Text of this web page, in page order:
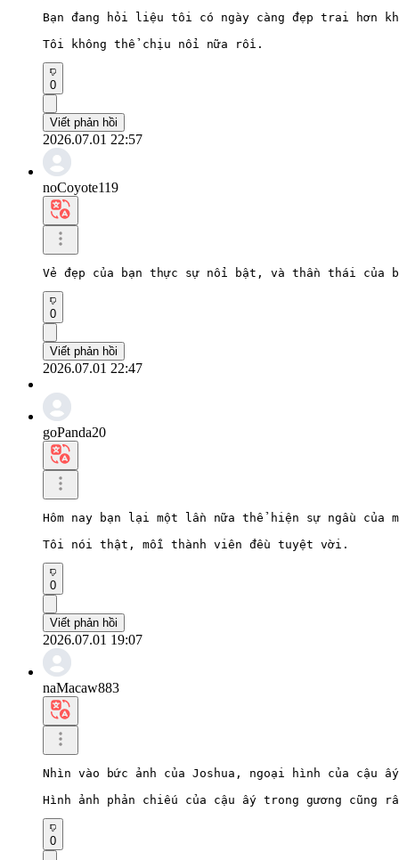
Bạn đang hỏi liệu tôi có ngày càng đẹp trai hơn
Tôi không thể chịu nổi nữa rồi.
0
Viết phản hồi
2026.07.01 22:57
noCoyote119
Vẻ đẹp của bạn thực sự nổi bật, và thần thái của
0
Viết phản hồi
2026.07.01 22:47
goPanda20
Hôm nay bạn lại một lần nữa thể hiện sự ngầu của
Tôi nói thật, mỗi thành viên đều tuyệt vời.
0
Viết phản hồi
2026.07.01 19:07
naMacaw883
Nhìn vào bức ảnh của Joshua, ngoại hình của cậu
Hình ảnh phản chiếu của cậu ấy trong gương cũng
0